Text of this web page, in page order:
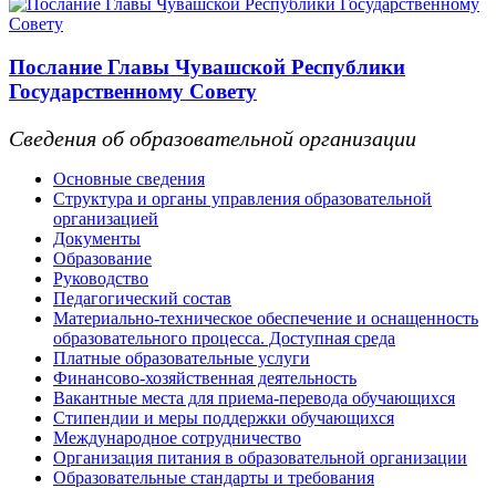
Послание Главы Чувашской Республики
Государственному Совету
Сведения об образовательной организации
Основные сведения
Структура и органы управления образовательной
организацией
Документы
Образование
Руководство
Педагогический состав
Материально-техническое обеспечение и оснащенность
образовательного процесса. Доступная среда
Платные образовательные услуги
Финансово-хозяйственная деятельность
Вакантные места для приема-перевода обучающихся
Стипендии и меры поддержки обучающихся
Международное сотрудничество
Организация питания в образовательной организации
Образовательные стандарты и требования